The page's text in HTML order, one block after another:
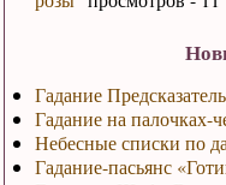
Гадание
Гадание на палочках-
Небесные списки по
Гадание-пасьянс